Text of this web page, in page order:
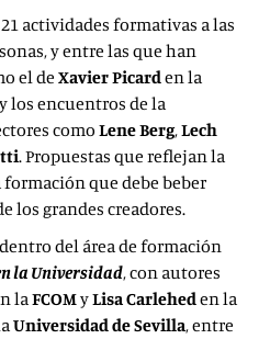
actividades formativas a las
y entre las que han
el de Xavier Picarden la
y los encuentros de la
como Lene Berg,Lech
. Propuestas que reflejan la
que debe beber
los grandes creadores.
del área de formación
la Universidad, con autores
laFCOMyLisa Carleheden la
Universidad deSevilla, entre